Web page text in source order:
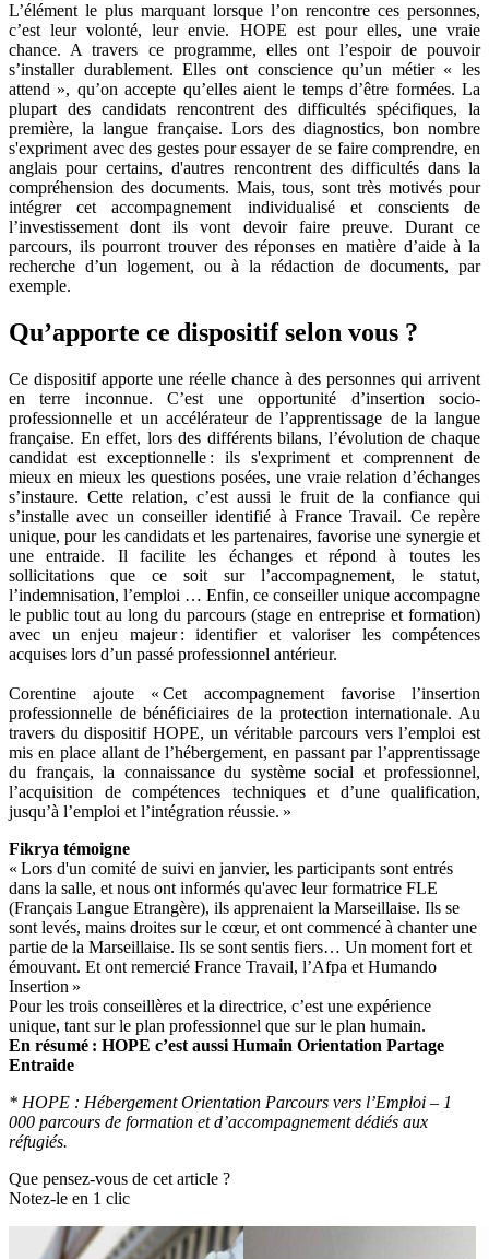
L’élément le plus marquant lorsque l’on rencontre ces personnes,
c’est leur volonté, leur envie. HOPE est pour elles, une vraie
chance. A travers ce programme, elles ont l’espoir de pouvoir
s’installer durablement. Elles ont conscience qu’un métier « les
attend », qu’on accepte qu’elles aient le temps d’être formées. La
plupart des candidats rencontrent des difficultés spécifiques, la
première, la langue française. Lors des diagnostics, bon nombre
s'expriment avec des gestes pour essayer de se faire comprendre, en
anglais pour certains, d'autres rencontrent des difficultés dans la
compréhension des documents. Mais, tous, sont très motivés pour
intégrer cet accompagnement individualisé et conscients de
l’investissement dont ils vont devoir faire preuve. Durant ce
parcours, ils pourront trouver des réponses en matière d’aide à la
recherche d’un logement, ou à la rédaction de documents, par
exemple.
Qu’apporte ce dispositif selon vous ?
Ce dispositif apporte une réelle chance à des personnes qui arrivent
en terre inconnue. C’est une opportunité d’insertion socio-
professionnelle et un accélérateur de l’apprentissage de la langue
française. En effet, lors des différents bilans, l’évolution de chaque
candidat est exceptionnelle : ils s'expriment et comprennent de
mieux en mieux les questions posées, une vraie relation d’échanges
s’instaure. Cette relation, c’est aussi le fruit de la confiance qui
s’installe avec un conseiller identifié à France Travail. Ce repère
unique, pour les candidats et les partenaires, favorise une synergie et
une entraide. Il facilite les échanges et répond à toutes les
sollicitations que ce soit sur l’accompagnement, le statut,
l’indemnisation, l’emploi … Enfin, ce conseiller unique accompagne
le public tout au long du parcours (stage en entreprise et formation)
avec un enjeu majeur : identifier et valoriser les compétences
acquises lors d’un passé professionnel antérieur.
Corentine ajoute « Cet accompagnement favorise l’insertion
professionnelle de bénéficiaires de la protection internationale. Au
travers du dispositif HOPE, un véritable parcours vers l’emploi est
mis en place allant de l’hébergement, en passant par l’apprentissage
du français, la connaissance du système social et professionnel,
l’acquisition de compétences techniques et d’une qualification,
jusqu’à l’emploi et l’intégration réussie. »
Fikrya témoigne
« Lors d'un comité de suivi en janvier, les participants sont entrés
dans la salle, et nous ont informés qu'avec leur formatrice FLE
(Français Langue Etrangère), ils apprenaient la Marseillaise. Ils se
sont levés, mains droites sur le cœur, et ont commencé à chanter une
partie de la Marseillaise. Ils se sont sentis fiers… Un moment fort et
émouvant. Et ont remercié France Travail, l’Afpa et Humando
Insertion »
Pour les trois conseillères et la directrice, c’est une expérience
unique, tant sur le plan professionnel que sur le plan humain.
En résumé : HOPE c’est aussi Humain Orientation Partage
Entraide
* HOPE : Hébergement Orientation Parcours vers l’Emploi – 1
000 parcours de formation et d’accompagnement dédiés aux
réfugiés.
Que pensez-vous de cet article ?
Notez-le en 1 clic